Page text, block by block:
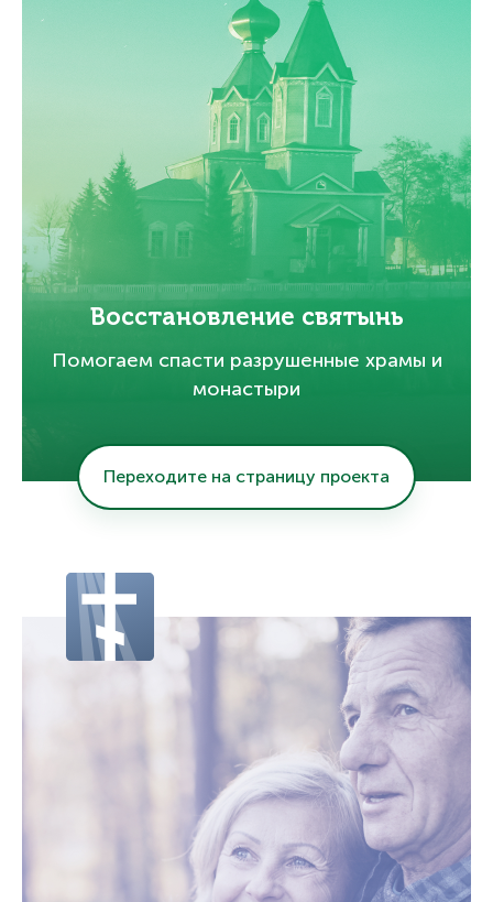
Восстановление святынь
Помогаем спасти разрушенные храмы и
монастыри
Переходите на страницу проекта